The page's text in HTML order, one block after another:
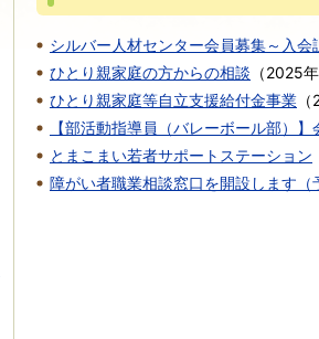
シルバー人材センター会員募集～入会
ひとり親家庭の方からの相談 （2025
ひとり親家庭等自立支援給付金事業 （
【部活動指導員（バレーボール部）
とまこまい若者サポートステーション
障がい者職業相談窓口を開設します（